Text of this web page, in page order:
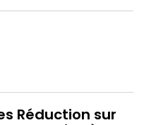
Réduction sur